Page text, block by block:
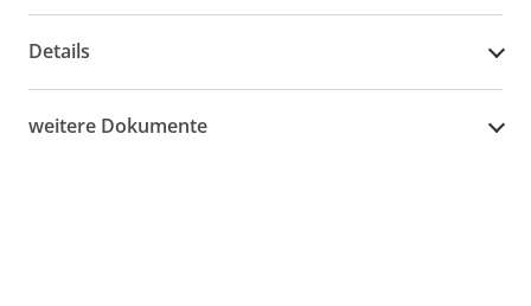
Details
weitere Dokumente